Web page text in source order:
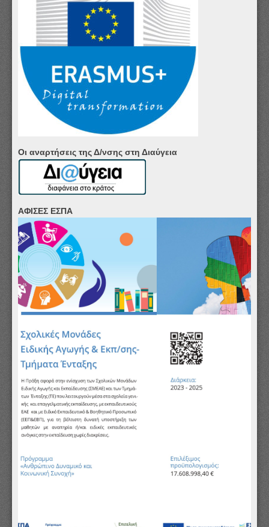
Οι αναρτήσεις της Δ/νσης στη Διαύγεια
ΑΦΙΣΕΣ ΕΣΠΑ